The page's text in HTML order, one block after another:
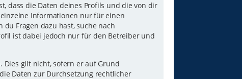
dass die Daten deines Profils und die von dir
Informationen nur für einen
Fragen dazu hast, suche nach
ist dabei jedoch nur für den Betreiber und
gilt nicht, sofern er auf Grund
Daten zur Durchsetzung rechtlicher